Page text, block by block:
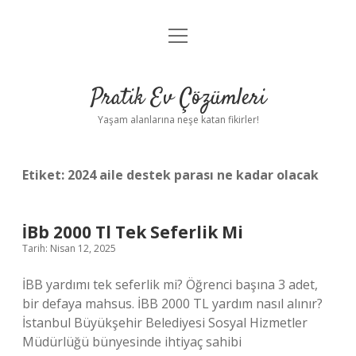
Anasayfa
Yasal Uyarı
menüyü
Pratik Ev Çözümleri
Yaşam alanlarına neşe katan fikirler!
Etiket: 2024 aile destek parası ne kadar olacak
İBb 2000 Tl Tek Seferlik Mi
Tarih: Nisan 12, 2025
İBB yardımı tek seferlik mi? Öğrenci başına 3 adet,
bir defaya mahsus. İBB 2000 TL yardım nasıl alınır?
İstanbul Büyükşehir Belediyesi Sosyal Hizmetler
Müdürlüğü bünyesinde ihtiyaç sahibi